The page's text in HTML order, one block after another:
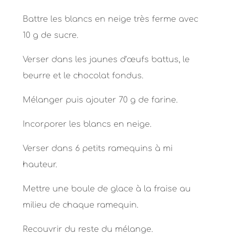
Battre les blancs en neige très ferme avec
10 g de sucre.
Verser dans les jaunes d’œufs battus, le
beurre et le chocolat fondus.
Mélanger puis ajouter 70 g de farine.
Incorporer les blancs en neige.
Verser dans 6 petits ramequins à mi
hauteur.
Mettre une boule de glace à la fraise au
milieu de chaque ramequin.
Recouvrir du reste du mélange.